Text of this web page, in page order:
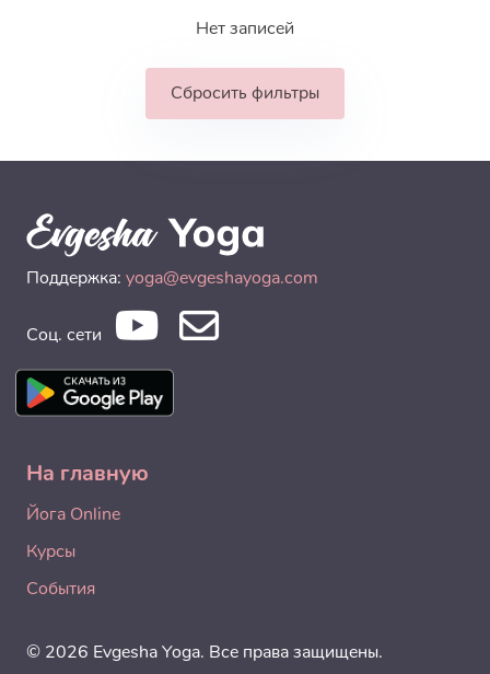
Нет записей
Сбросить фильтры
Поддержка: yoga@evgeshayoga.com
Соц. сети
На главную
Йога Online
Курсы
События
© 2026 Evgesha Yoga. Все права защищены.